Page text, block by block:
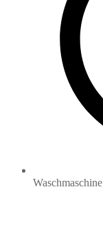
Waschmaschine